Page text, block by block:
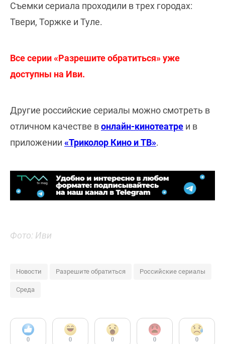
Съемки сериала проходили в трех городах:
Твери, Торжке и Туле.
Все серии «Разрешите обратиться» уже
доступны на Иви.
Другие российские сериалы можно смотреть в
отличном качестве вонлайн-кинотеатре и в
приложении «Триколор Кино и ТВ».
Фото: Иви
Новости Разрешите обратиться Российские сериалы
Среда
0 0 0 0 0